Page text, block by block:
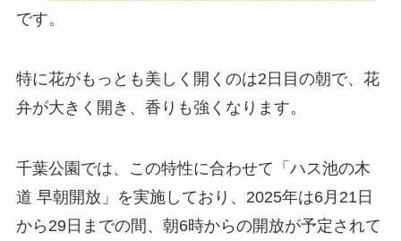
です。
特に花がもっとも美しく開くのは2日目の朝で、花
弁が大きく開き、香りも強くなります。
千葉公園では、この特性に合わせて「ハス池の木
道 早朝開放」を実施しており、2025年は6月21日
から29日までの間、朝6時からの開放が予定されて